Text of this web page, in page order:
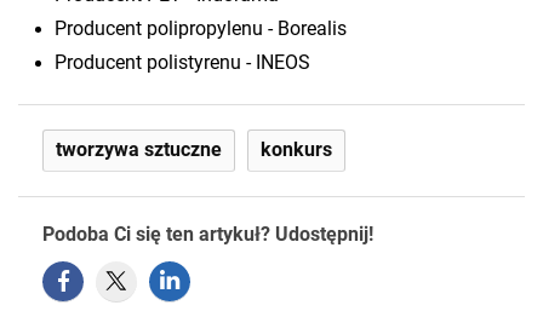
Producent polipropylenu - Borealis
Producent polistyrenu - INEOS
tworzywa sztuczne konkurs
Podoba Ci się ten artykuł? Udostępnij!